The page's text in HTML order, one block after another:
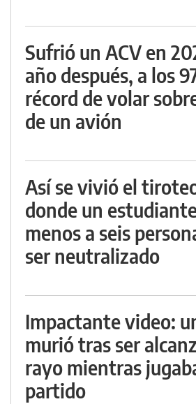
Sufrió un ACV en
año después, a los
récord de volar
de un avión
Así se vivió el
donde un
menos a seis
ser neutralizado
Impactante video:
murió tras ser
rayo mientras
partido